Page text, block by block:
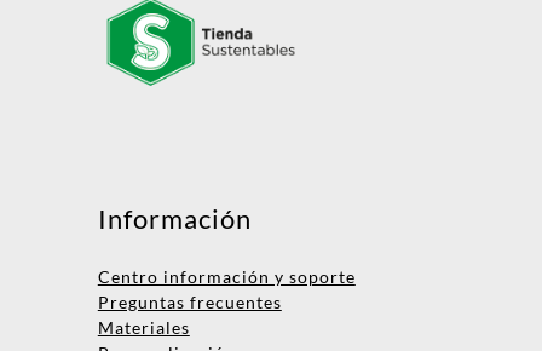
Información
Centro información y soporte
Preguntas frecuentes
Materiales